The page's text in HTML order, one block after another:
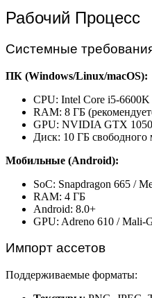
Рабочий Процесс
Системные
ПК (Windows/Linux/macOS):
CPU: Intel Core i5-
RAM: 8 ГБ
GPU: NVIDIA GTX
Диск: 10 ГБ свободного
Мобильные (Android):
SoC: Snapdragon 665 /
RAM: 4 ГБ
Android: 8.0+
GPU: Adreno 610 / Mali-
Импорт ассетов
Поддерживаемые форматы: